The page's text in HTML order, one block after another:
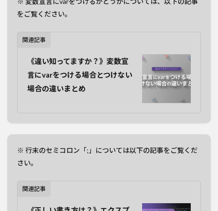
をご覧ください。
関連記事
《違い知ってますか？》変数宣
言にvarをつける場合とつけない
場合の違いまとめ
※ 行末のセミコロン「;」については以下の記事をご覧くだ
さい。
関連記事